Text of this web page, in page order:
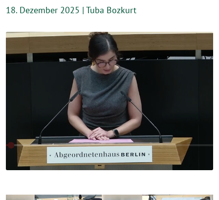
18. Dezember 2025 | Tuba Bozkurt